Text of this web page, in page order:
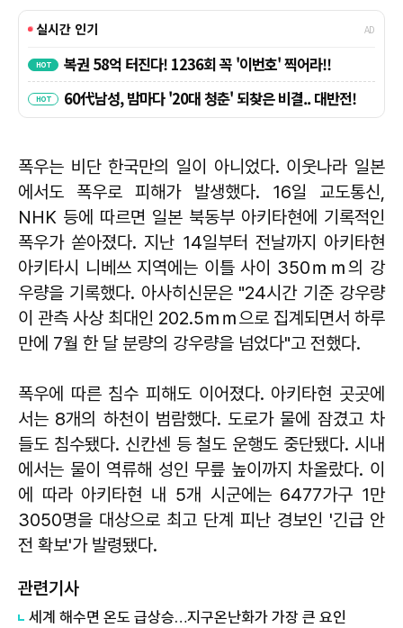
폭우는 비단 한국만의 일이 아니었다. 이웃나라 일본
에서도 폭우로 피해가 발생했다. 16일 교도통신,
NHK 등에 따르면 일본 북동부 아키타현에 기록적인
폭우가 쏟아졌다. 지난 14일부터 전날까지 아키타현
아키타시 니베쓰 지역에는 이틀 사이 350ｍｍ의 강
우량을 기록했다. 아사히신문은 "24시간 기준 강우량
이 관측 사상 최대인 202.5ｍｍ으로 집계되면서 하루
만에 7월 한 달 분량의 강우량을 넘었다"고 전했다.
폭우에 따른 침수 피해도 이어졌다. 아키타현 곳곳에
서는 8개의 하천이 범람했다. 도로가 물에 잠겼고 차
들도 침수됐다. 신칸센 등 철도 운행도 중단됐다. 시내
에서는 물이 역류해 성인 무릎 높이까지 차올랐다. 이
에 따라 아키타현 내 5개 시군에는 6477가구 1만
3050명을 대상으로 최고 단계 피난 경보인 '긴급 안
전 확보'가 발령됐다.
관련기사
세계 해수면 온도 급상승…지구온난화가 가장 큰 요인